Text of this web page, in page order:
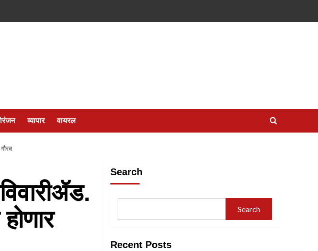
व्यापार वायरल
Search
Search
Recent Posts